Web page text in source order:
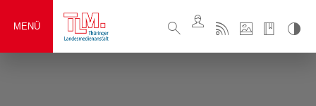
MENÜ